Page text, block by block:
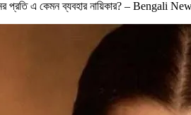
প্রতি এ কেমন ব্যবহার নায়িকার? –